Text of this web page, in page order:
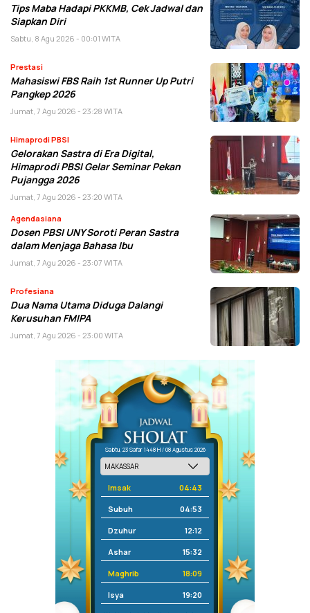
Tips Maba Hadapi PKKMB, Cek Jadwal dan
Siapkan Diri
Sabtu, 8 Agu 2026 - 00:01 WITA
Prestasi
Mahasiswi FBS Raih 1st Runner Up Putri
Pangkep 2026
Jumat, 7 Agu 2026 - 23:28 WITA
Himaprodi PBSI
Gelorakan Sastra di Era Digital,
Himaprodi PBSI Gelar Seminar Pekan
Pujangga 2026
Jumat, 7 Agu 2026 - 23:20 WITA
Agendasiana
Dosen PBSI UNY Soroti Peran Sastra
dalam Menjaga Bahasa Ibu
Jumat, 7 Agu 2026 - 23:07 WITA
Profesiana
Dua Nama Utama Diduga Dalangi
Kerusuhan FMIPA
Jumat, 7 Agu 2026 - 23:00 WITA
Sabtu, 23 Safar 1448 H / 08 Agustus 2026
Imsak 04:43
Subuh 04:53
Dzuhur 12:12
Ashar 15:32
Maghrib 18:09
Isya 19:20